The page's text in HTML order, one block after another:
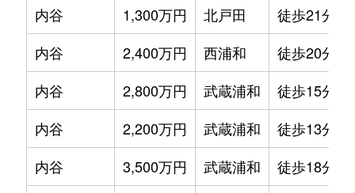
内谷
1,300万円 北戸田 徒歩21分
内谷
2,400万円 西浦和 徒歩20分
内谷
2,800万円 武蔵浦和 徒歩15分
内谷
2,200万円 武蔵浦和 徒歩13分
内谷
3,500万円 武蔵浦和 徒歩18分